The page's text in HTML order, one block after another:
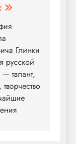
Глинки
русской
талант,
творчество